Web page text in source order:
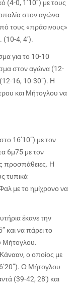
(4-0, 1’10’’) με τους
στον αγώνα
τους «πράσινους»
4, 4’).
για το 10-10
στον αγώνα (12-
(12-16, 10-30”). Η
και Μήτογλου να
16’10”) με τον
6μ75 με τον
προσπάθειες. Η
τυπικά
με το ημίχρονο να
έκανε την
και να πάρει το
Μήτογλου.
ο οποίος με
Ο Μήτογλου
(39-42, 28′) και